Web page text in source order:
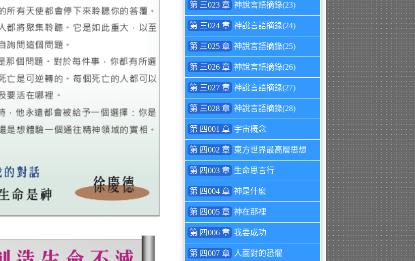
第 三023 章 神說言語摘錄(23)
第 三024 章 神說言語摘錄(24)
第 三025 章 神說言語摘錄(25)
第 三026 章 神說言語摘錄(26)
第 三027 章 神說言語摘錄(27)
第 三028 章 神說言語摘錄(28)
第 四001 章 宇宙概念
第 四002 章 東方世界最高層思想
第 四003 章 生命思言行
第 四004 章 神是什麼
第 四005 章 神在那裡
第 四006 章 我要成功
第 四007 章 人面對的恐懼